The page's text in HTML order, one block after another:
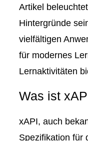
Artikel
Hintergründe
vielfältigen
für modernes
Lernaktivitäten
Was ist
xAPI, auch
Spezifikation für